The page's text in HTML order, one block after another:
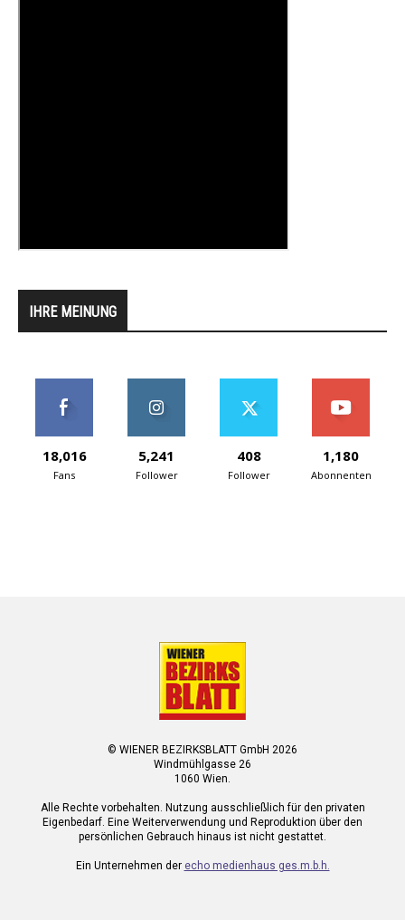
IHRE MEINUNG
18,016
Fans
5,241
Follower
408
Follower
1,180
Abonnenten
© WIENER BEZIRKSBLATT GmbH 2026
Windmühlgasse 26
1060 Wien.
Alle Rechte vorbehalten. Nutzung ausschließlich für den privaten
Eigenbedarf. Eine Weiterverwendung und Reproduktion über den
persönlichen Gebrauch hinaus ist nicht gestattet.
Ein Unternehmen der echo medienhaus ges.m.b.h.